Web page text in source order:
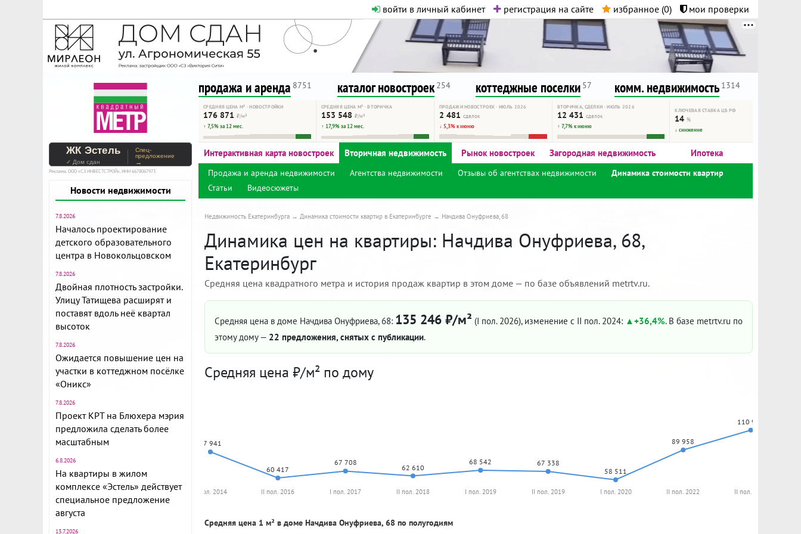
войти в личный кабинет регистрация на сайте избранное (0) мои проверки
На Метре реклама - только нормальная. Никакого шок-контента.
Помогайте независимому ресурсу, как он помогает вам. Удачи!
продажа и аренда 8751 каталог новостроек 254 коттеджные поселки 57 комм. недвижимость 1314
СРЕДНЯЯ ЦЕНА М² · НОВОСТРОЙКИ
176 871 ₽/м²
↑ 7,5% за 12 мес.
СРЕДНЯЯ ЦЕНА М² · ВТОРИЧКА
153 548 ₽/м²
↑ 17,9% за 12 мес.
ПРОДАЖИ НОВОСТРОЕК · ИЮЛЬ 2026
2 481 сделок
↓ 5,3% к июню
ВТОРИЧКА, СДЕЛКИ · ИЮЛЬ 2026
12 431 сделок
↑ 7,7% к июню
КЛЮЧЕВАЯ СТАВКА ЦБ РФ
14%
↓ снижение
ЖК Эстель
✓ Дом сдан
Спец-
предложение
→
Реклама. ООО «СЗ ИНВЕСТСТРОЙ», ИНН 6678067973
Новости недвижимости
7.8.2026
Началось проектирование
детского образовательного
центра в Новокольцовском
7.8.2026
Двойная плотность застройки.
Улицу Татищева расширят и
поставят вдоль неё квартал
высоток
7.8.2026
Ожидается повышение цен на
участки в коттеджном посёлке
«Оникс»
7.8.2026
Проект КРТ на Блюхера мэрия
предложила сделать более
масштабным
6.8.2026
На квартиры в жилом
комплексе «Эстель» действует
специальное предложение
августа
13.7.2026
Интерактивная карта новостроек Вторичная недвижимость Рынок новостроек Загородная недвижимость Ипотека
Продажа и аренда недвижимости Агентства недвижимости Отзывы об агентствах недвижимости
Динамика стоимости квартир
Статьи
Видеосюжеты
Недвижимость Екатеринбурга Динамика стоимости квартир в Екатеринбурге Начдива Онуфриева, 68
Динамика цен на квартиры: Начдива Онуфриева, 68,
Екатеринбург
Средняя цена квадратного метра и история продаж квартир в этом доме — по базе объявлений metrtv.ru.
Средняя цена в доме Начдива Онуфриева, 68: 135 246 ₽/м² (I пол. 2026), изменение с II пол. 2024: +36,4%. В базе metrtv.ru по
этому дому — 22 предложения, снятых с публикации.
Средняя цена ₽/м² по дому
87 941
60 417
67 708
62 610
68 542
67 338
58 511
89 958
110 912
II пол. 2014 II пол. 2016 I пол. 2017 II пол. 2018 I пол. 2019 II пол. 2019 I пол. 2020 II пол. 2022 II пол. 2023
Средняя цена 1 м² в доме Начдива Онуфриева, 68 по полугодиям